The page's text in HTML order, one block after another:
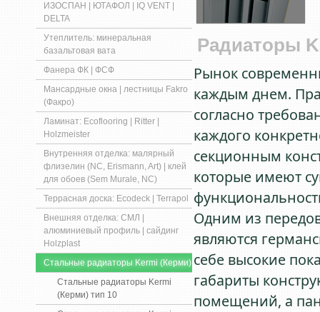
ИЗОСПАН | ЮТАФОЛ | IQ VENT |
DELTA
Утеплитель: минеральная
базальтовая вата
Фанера ФК | ФСФ
Мансардные окна | лестницы Fakro
(Факро)
Ламинат: Ecoflooring | Ritter |
Holzmeister
Внутренняя отделка: малярный
флизелин (NC, Erismann, Art) | клей
для обоев (Sem Murale, NC)
Террасная доска: Ecodeck | Terrapol
Внешняя отделка: СМЛ |
алюминиевый профиль | сайдинг
Holzplast
Стальные радиаторы Kermi (Керми)
Стальные радиаторы Kermi
(Керми) тип 10
Радиаторы
Рынок
каждым днем.
согласно
каждого
секционным
которые имеют
Одним из
являются
себе высокие
габариты
помещений, а